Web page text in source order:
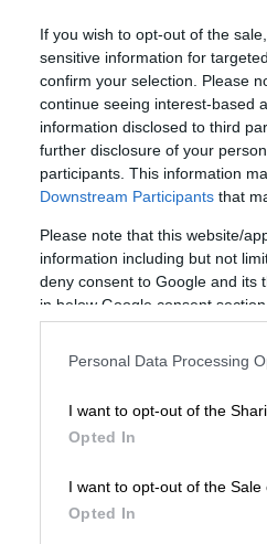
If you wish to opt-out of the
sensitive information for
confirm your selection. Please
continue seeing interest-based
information disclosed to third
further disclosure of your
participants. This information
Downstream Participants that
Please note that this website/
information including but not
deny consent to Google and its
in below Google consent section.
Personal Data Processing
I want to opt-out of the
Opted In
I want to opt-out of the Sale
Opted In
του
τα εξεταζόμενα